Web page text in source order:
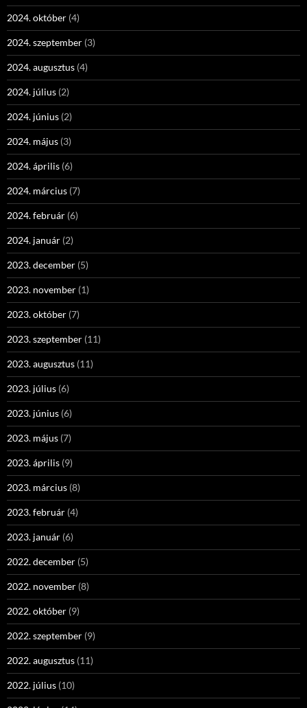
2024. október (4)
2024. szeptember (3)
2024. augusztus (4)
2024. július (2)
2024. június (2)
2024. május (3)
2024. április (6)
2024. március (7)
2024. február (6)
2024. január (2)
2023. december (5)
2023. november (1)
2023. október (7)
2023. szeptember (11)
2023. augusztus (11)
2023. július (6)
2023. június (6)
2023. május (7)
2023. április (9)
2023. március (8)
2023. február (4)
2023. január (6)
2022. december (5)
2022. november (8)
2022. október (9)
2022. szeptember (9)
2022. augusztus (11)
2022. július (10)